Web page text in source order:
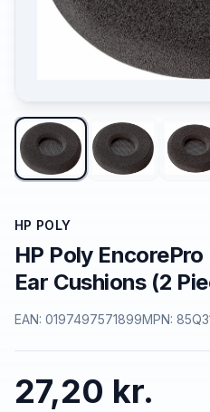
HP POLY
HP Poly
Ear Cushions (2
EAN: 0197497571899MPN:
27,20 kr.